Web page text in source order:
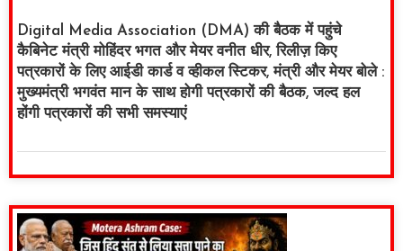
Digital Media Association (DMA) की बैठक में पहुंचे
कैबिनेट मंत्री मोहिंदर भगत और मेयर वनीत धीर, रिलीज़ किए
पत्रकारों के लिए आईडी कार्ड व व्हीकल स्टिकर, मंत्री और मेयर बोले :
मुख्यमंत्री भगवंत मान के साथ होगी पत्रकारों की बैठक, जल्द हल
होंगी पत्रकारों की सभी समस्याएं